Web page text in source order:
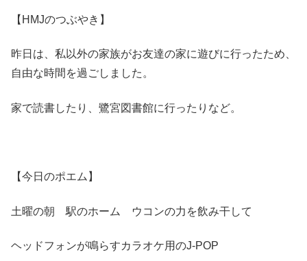
【HMJのつぶやき】
昨日は、私以外の家族がお友達の家に遊びに行ったため、
自由な時間を過ごしました。
家で読書したり、鷺宮図書館に行ったりなど。
【今日のポエム】
土曜の朝 駅のホーム ウコンの力を飲み干して
ヘッドフォンが鳴らすカラオケ用のJ-POP